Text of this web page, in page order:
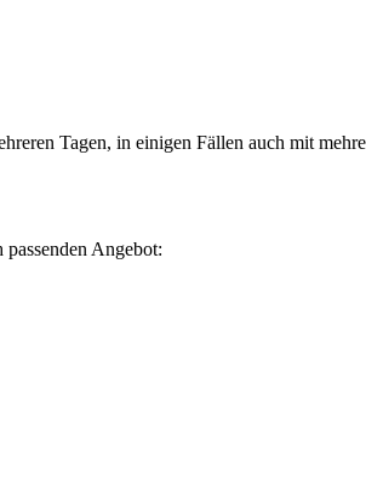
Tagen, in einigen Fällen auch mit
Angebot: